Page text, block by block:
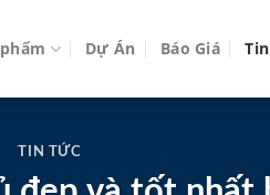
Dự Án Báo Giá
TIN TỨC